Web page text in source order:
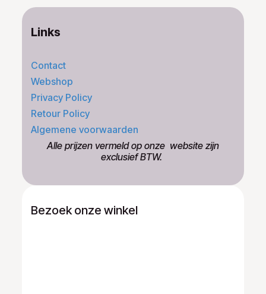
Links
Contact
Webshop
Privacy Policy
Retour Policy
Algemene voorwaarden
​Alle prijzen vermeld op onze ​website zijn
exclusief BTW.
Bezoek onze winkel